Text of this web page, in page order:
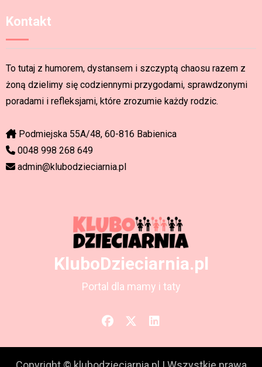
Kontakt
To tutaj z humorem, dystansem i szczyptą chaosu razem z
żoną dzielimy się codziennymi przygodami, sprawdzonymi
poradami i refleksjami, które zrozumie każdy rodzic.
Podmiejska 55A/48, 60-816 Babienica
0048 998 268 649
admin@klubodzieciarnia.pl
KluboDzieciarnia.pl
Portal dla mamy i taty